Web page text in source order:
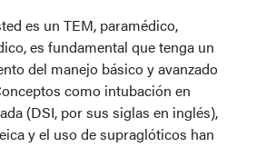
es un TEM, paramédico,
es fundamental que tenga un
del manejo básico y avanzado
como intubación en
(DSI, por sus siglas en inglés),
y el uso de supraglóticos han